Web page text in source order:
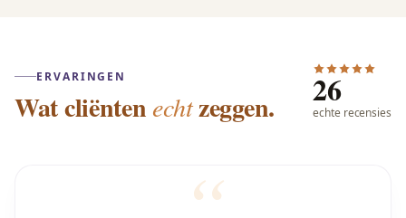
ERVARINGEN
Wat cliënten echtzeggen. 26
echte recensies